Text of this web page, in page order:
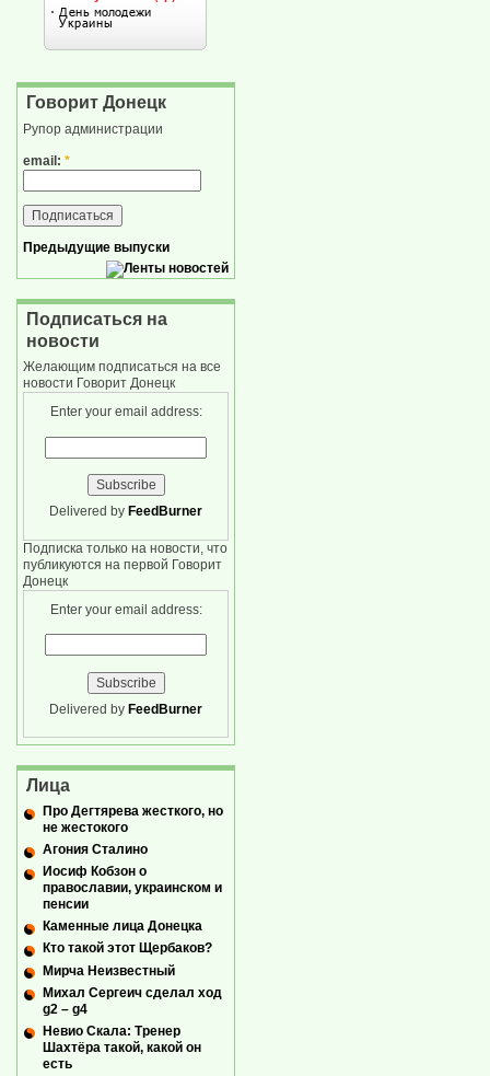
Говорит Донецк
Рупор администрации
email: *
Предыдущие выпуски
Подписаться на
новости
Желающим подписаться на все
новости Говорит Донецк
Enter your email address:
Delivered by FeedBurner
Подписка только на новости, что
публикуются на первой Говорит
Донецк
Enter your email address:
Delivered by FeedBurner
Лица
Про Дегтярева жесткого, но
не жестокого
Агония Сталино
Иосиф Кобзон о
православии, украинском и
пенсии
Каменные лица Донецка
Кто такой этот Щербаков?
Мирча Неизвестный
Михал Сергеич сделал ход
g2 – g4
Невио Скала: Тренер
Шахтёра такой, какой он
есть